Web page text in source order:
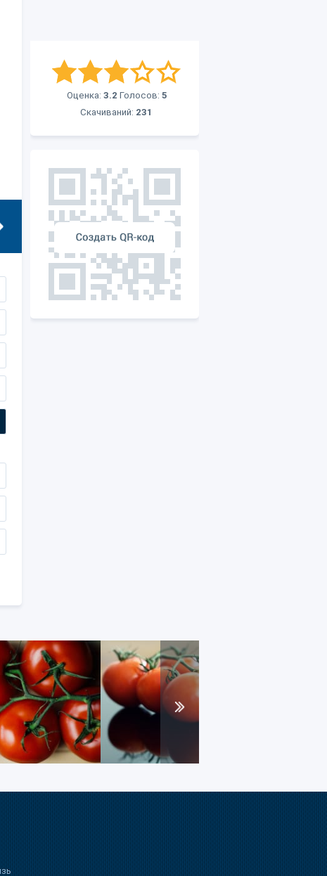
Оценка: 3.2 Голосов: 5
Скачиваний: 231